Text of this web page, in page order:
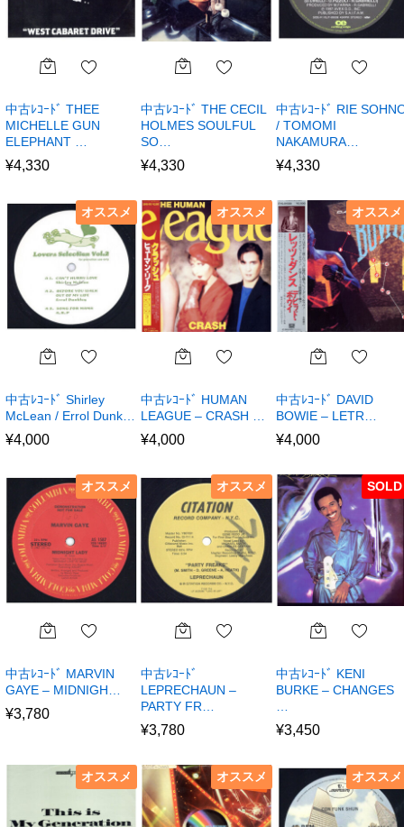
中古ﾚｺｰﾄﾞ THEE
MICHELLE GUN
ELEPHANT …
¥4,330
中古ﾚｺｰﾄﾞ THE CECIL
HOLMES SOULFUL
SO…
¥4,330
中古ﾚｺｰﾄﾞ RIE
/ TOMOMI
NAKAMURA…
¥4,330
オススメ
中古ﾚｺｰﾄﾞ Shirley
McLean / Errol Dunk…
¥4,000
オススメ
中古ﾚｺｰﾄﾞ HUMAN
LEAGUE – CRASH …
¥4,000
オススメ
中古ﾚｺｰﾄﾞ DAVID
BOWIE – LETR…
¥4,000
オススメ
中古ﾚｺｰﾄﾞ MARVIN
GAYE – MIDNIGH…
¥3,780
オススメ
中古ﾚｺｰﾄﾞ
LEPRECHAUN –
PARTY FR…
¥3,780
SOLD
中古ﾚｺｰﾄﾞ KENI
BURKE – CHANGES
¥3,450
オススメ オススメ オススメ